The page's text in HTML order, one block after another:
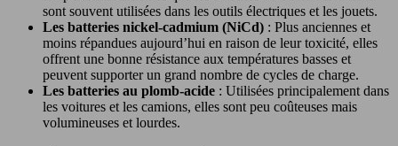
sont souvent utilisées dans les outils électriques et les jouets.
Les batteries nickel-cadmium (NiCd) : Plus anciennes et
moins répandues aujourd’hui en raison de leur toxicité, elles
offrent une bonne résistance aux températures basses et
peuvent supporter un grand nombre de cycles de charge.
Les batteries au plomb-acide : Utilisées principalement dans
les voitures et les camions, elles sont peu coûteuses mais
volumineuses et lourdes.